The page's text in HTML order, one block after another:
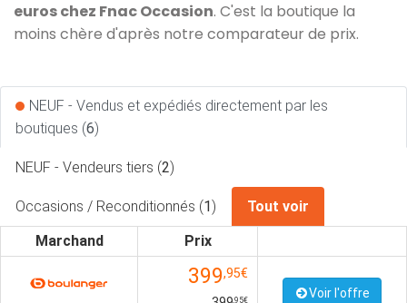
euros chez Fnac Occasion. C'est la boutique la
moins chère d'après notre comparateur de prix.
NEUF - Vendus et expédiés directement par les
boutiques (6)
NEUF - Vendeurs tiers (2)
Occasions / Reconditionnés (1)
Tout voir
Marchand
Prix
399,95€
,95€
Voir l'offre